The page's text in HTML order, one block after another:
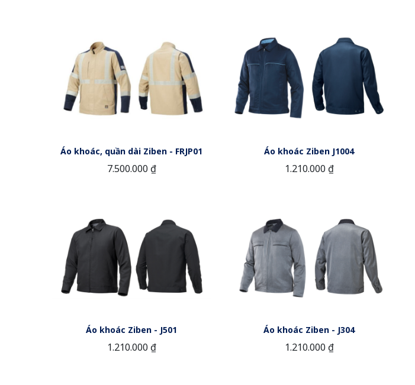
Áo khoác, quần dài Ziben - FRJP01
7.500.000 ₫
Áo khoác Ziben J1004
1.210.000 ₫
Áo khoác Ziben - J501
1.210.000 ₫
Áo khoác Ziben - J304
1.210.000 ₫